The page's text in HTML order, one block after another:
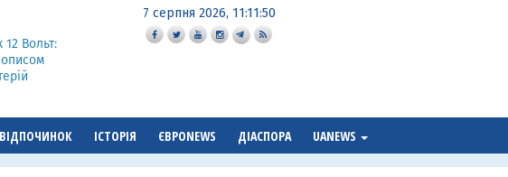
12 Вольт:
описом
7 серпня 2026, 11:11:51
ІСТОРІЯ ЄВРОNEWS ДІАСПОРА UANEWS